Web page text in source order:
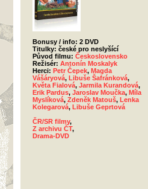
Bonusy / info: 2 DVD
Titulky: české pro neslyšící
Původ filmu: Československo
Režisér: Antonín Moskalyk
Herci: Petr Čepek, Magda
Vášáryová, Libuše Šafránková,
Květa Fialová, Jarmila Kurandová,
Erik Pardus, Jaroslav Moučka, Míla
Myslíková, Zdeněk Matouš, Lenka
Kolegarová, Libuše Geprtová
ČR/SR filmy,
Z archivu ČT,
Drama-DVD